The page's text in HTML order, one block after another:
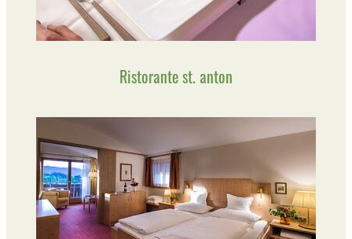
Ristorante st. anton